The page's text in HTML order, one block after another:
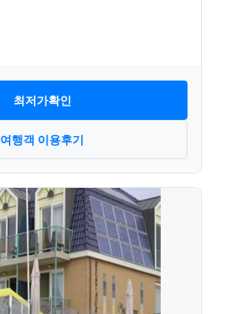
최저가확인
여행객 이용후기